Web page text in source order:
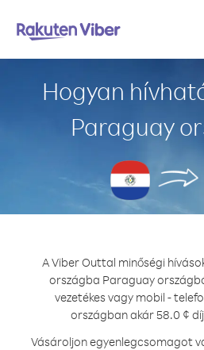
Hogyan
Paraguay
A Viber Outtal minőségi
országba Paraguay
vezetékes vagy mobil -
országban akár 58.0 ¢
Vásároljon egyenlegcsomagot